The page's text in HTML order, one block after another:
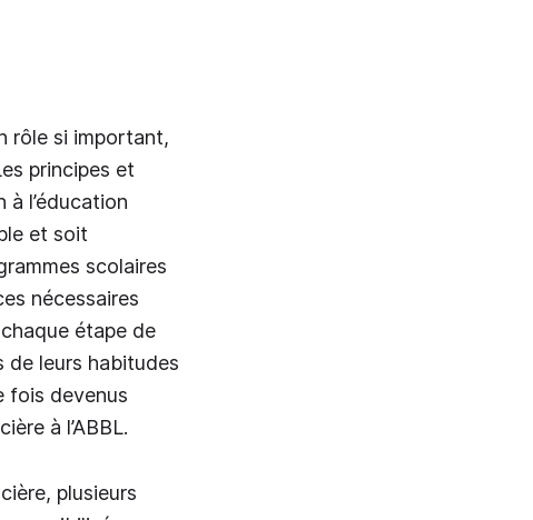
rôle si important,
principes et
à l’éducation
et soit
scolaires
nécessaires
étape de
de leurs habitudes
fois devenus
à l’ABBL.
plusieurs